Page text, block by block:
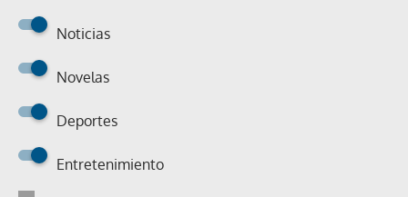
Noticias
Novelas
Deportes
Entretenimiento